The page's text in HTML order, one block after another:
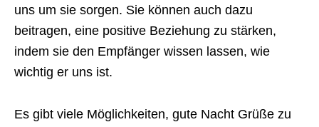
uns um sie sorgen. Sie können auch dazu
beitragen, eine positive Beziehung zu stärken,
indem sie den Empfänger wissen lassen, wie
wichtig er uns ist.
Es gibt viele Möglichkeiten, gute Nacht Grüße zu